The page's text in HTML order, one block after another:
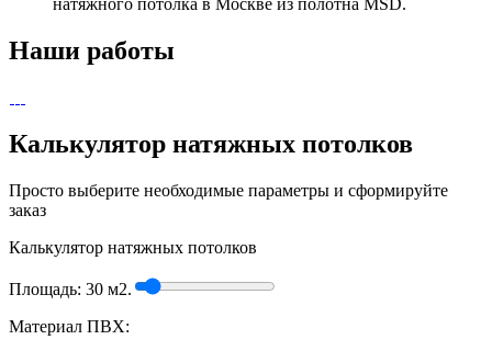
натяжного потолка в Москве из полотна MSD.
Наши работы
Калькулятор натяжных потолков
Просто выберите необходимые параметры и сформируйте
заказ
Калькулятор натяжных потолков
Площадь: 30 м2.
Материал ПВХ: